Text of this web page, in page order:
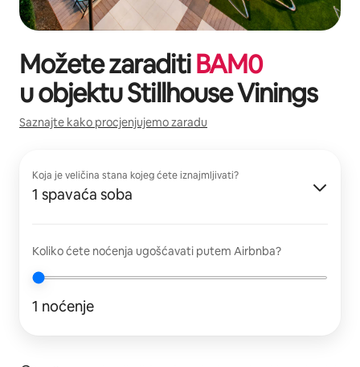
Možete zaraditiBAM0
u objektuStillhouse Vinings
Saznajte kako procjenjujemo zaradu
Koja je veličina stana kojeg ćete iznajmljivati?
1 spavaća soba
Koliko ćete noćenja ugošćavati putem Airbnba?
1 noćenje